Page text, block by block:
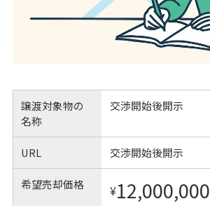
譲渡対象物の
名称
交渉開始後開示
URL 交渉開始後開示
希望売却価格 ¥12,000,000